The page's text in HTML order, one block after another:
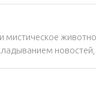
мистическое